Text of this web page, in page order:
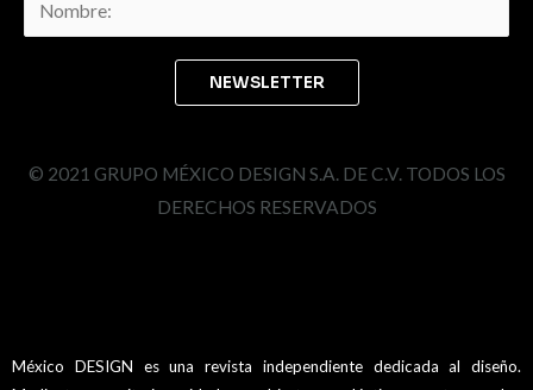
© 2021 GRUPO MÉXICO DESIGN S.A. DE C.V. TODOS LOS
DERECHOS RESERVADOS
México DESIGN es una revista independiente dedicada al diseño.